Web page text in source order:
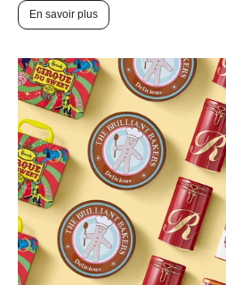
En savoir plus